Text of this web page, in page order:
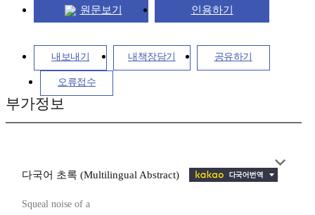
원문보기 인용하기
내보내기 내책장담기 공유하기
오류접수
부가정보
다국어 초록 (Multilingual Abstract)
Squeal noise of a